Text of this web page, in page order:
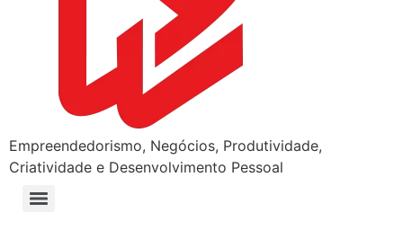
Empreendedorismo, Negócios, Produtividade,
Criatividade e Desenvolvimento Pessoal